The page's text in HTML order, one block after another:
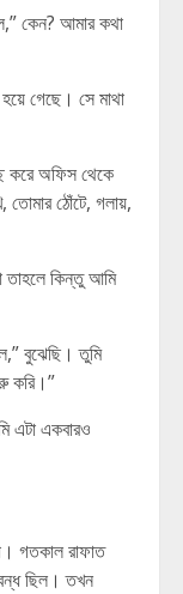
কেন? আমার কথা
গেছে। সে মাথা
করে অফিস থেকে
তোমার ঠোঁটে, গলায়,
তাহলে কিন্তু আমি
বুঝেছি। তুমি
করি।”
এটা একবারও
গতকাল রাফাত
বন্ধ ছিল। তখন